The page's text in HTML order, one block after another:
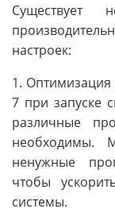
Существует
настроек:
1. Оптимизация
7 при запуске
различные
необходимы.
ненужные
чтобы
системы.